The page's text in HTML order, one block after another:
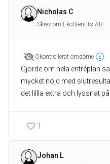
Nicholas C
Skrev om EkoStenEts AB
Okontrollerat omdöme
Gjorde om hela entréplan
mycket nöjd med
det lillla extra och lyssnat
1
Johan L